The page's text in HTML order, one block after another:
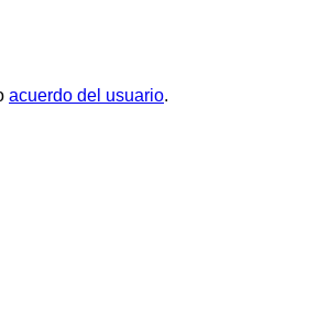
acuerdo del usuario.